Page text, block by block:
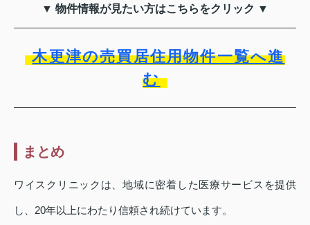
▼ 物件情報が見たい方はこちらをクリック ▼
木更津の売買居住用物件一覧へ進
む
まとめ
ワイスクリニックは、地域に密着した医療サービスを提供
し、20年以上にわたり信頼され続けています。